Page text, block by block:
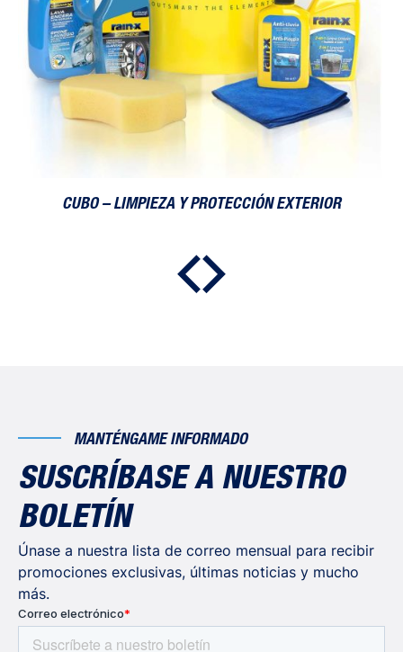
CUBO – LIMPIEZA Y PROTECCIÓN EXTERIOR
MANTÉNGAME INFORMADO
SUSCRÍBASE A NUESTRO
BOLETÍN
Únase a nuestra lista de correo mensual para recibir
promociones exclusivas, últimas noticias y mucho
más.